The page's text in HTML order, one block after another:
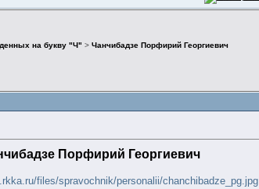
на букву "Ч" >Чанчибадзе Порфирий Георгиевич
Порфирий Георгиевич
files/spravochnik/personalii/chanchibadze_pg.jpg